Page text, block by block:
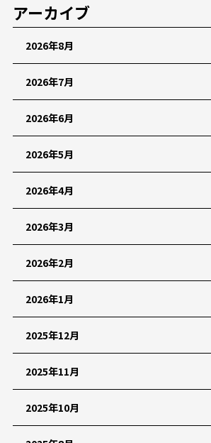
アーカイブ
2026年8月
2026年7月
2026年6月
2026年5月
2026年4月
2026年3月
2026年2月
2026年1月
2025年12月
2025年11月
2025年10月